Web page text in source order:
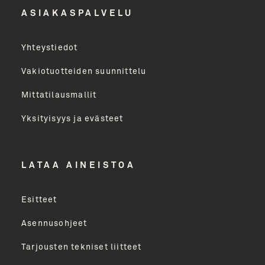
Yritys
LÄHETÄ
ASIAKASPALVELU
Yhteystiedot
Vakiotuotteiden suunnittelu
Mittatilausmallit
Yksityisyys ja evästeet
LATAA AINEISTOA
Esitteet
Asennusohjeet
Tarjousten tekniset liitteet